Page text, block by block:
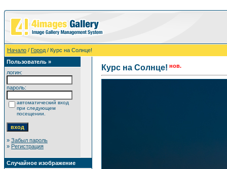
Начало / Город / Курс на Солнце!
Пользователь »
логин:
пароль:
автоматический вход
при следующем
посещении.
» Забыл пароль
» Регистрация
Случайное изображение
Курс на Солнце! нов.